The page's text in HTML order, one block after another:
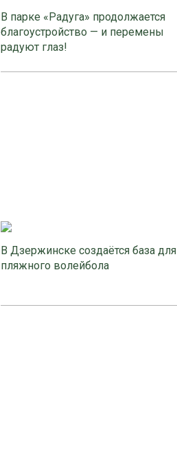
В парке «Радуга» продолжается
благоустройство — и перемены
радуют глаз!
В Дзержинске создаётся база для
пляжного волейбола